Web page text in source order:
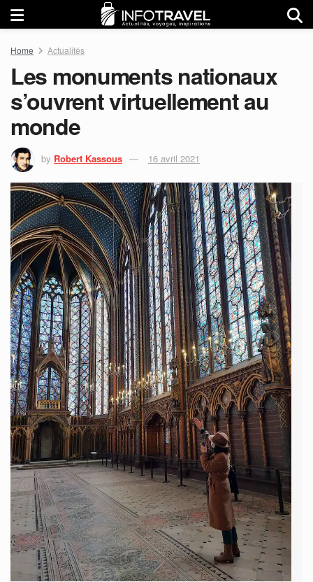
Home Actualités
Les monuments nationaux
s’ouvrent virtuellement au
monde
by Robert Kassous 16 avril 2021